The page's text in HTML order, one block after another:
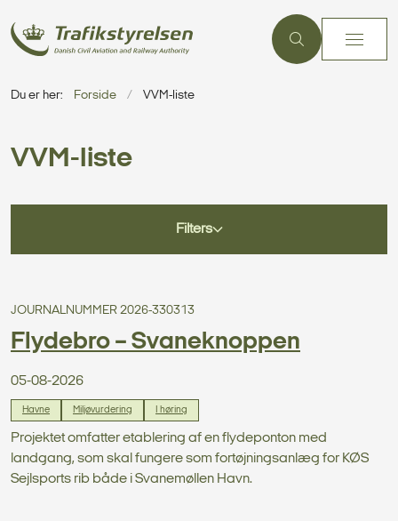
Du er her: Forside VVM-liste
VVM-liste
Filters
JOURNALNUMMER 2026-330313
Flydebro – Svaneknoppen
05-08-2026
Havne Miljøvurdering I høring
Projektet omfatter etablering af en flydeponton med
landgang, som skal fungere som fortøjningsanlæg for KØS
Sejlsports rib både i Svanemøllen Havn.